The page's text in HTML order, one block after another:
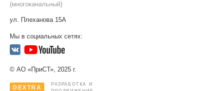
(многоканальный)
ул. Плеханова 15А
Мы в социальных сетях:
© АО «ПриСТ», 2025 г.
DEXTRA
РАЗРАБОТКА И